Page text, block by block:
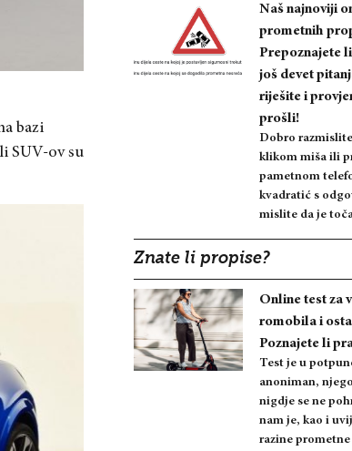
bazi
SUV-ov su
Naš najnoviji
prometnih
Prepoznajete
još devet
riješite i
prošli!
Dobro
klikom miša ili
pametnom
kvadratić s
mislite da je
Znate li propise?
Online test za
romobila i
Poznajete li
Test je u
anoniman,
nigdje se ne
nam je, kao i
razine